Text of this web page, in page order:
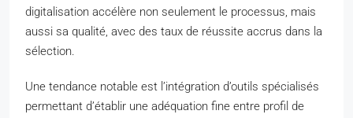
digitalisation accélère non seulement le processus, mais
aussi sa qualité, avec des taux de réussite accrus dans la
sélection.
Une tendance notable est l’intégration d’outils spécialisés
permettant d’établir une adéquation fine entre profil de